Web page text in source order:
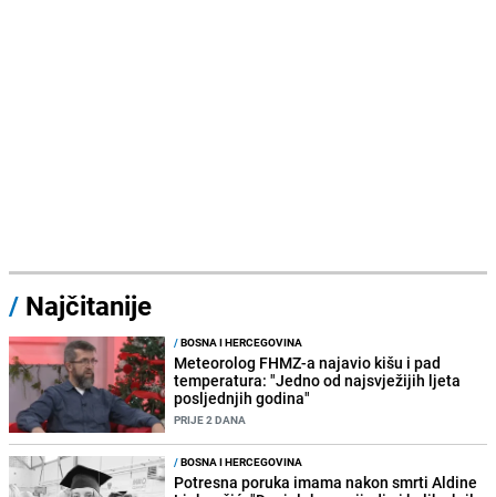
/ Najčitanije
/BOSNA I HERCEGOVINA
Meteorolog FHMZ-a najavio kišu i pad
temperatura: "Jedno od najsvježijih ljeta
posljednjih godina"
PRIJE 2 DANA
/BOSNA I HERCEGOVINA
Potresna poruka imama nakon smrti Aldine